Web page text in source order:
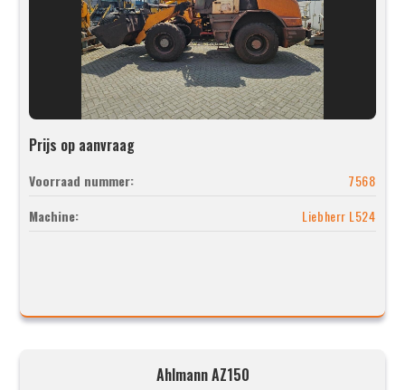
Prijs op aanvraag
Voorraad nummer:
7568
Machine:
Liebherr L524
Ahlmann AZ150